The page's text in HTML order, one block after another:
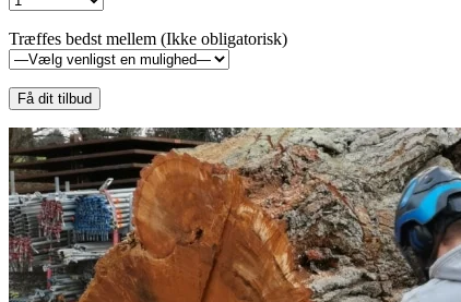
Træffes bedst mellem (Ikke obligatorisk)